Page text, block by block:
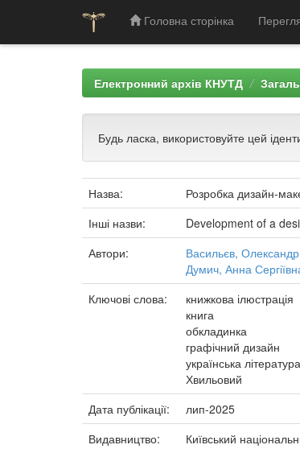
Головна сторінка
Електронний архів КНУТД
Будь ласка, використовуйте цей
Назва:
Розробка дизайн-
Інші назви:
Development of a
Автори:
Васильєв,
Думич, Анна
Ключові слова:
книжкова ілюстрація
книга
обкладинка
графічний дизайн
українська література
Хвильовий
Дата публікації:
лип-2025
Видавництво:
Київський